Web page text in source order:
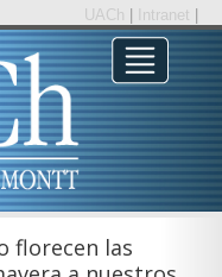
UACh Intranet
florecen las